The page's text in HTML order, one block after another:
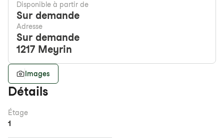
Disponible à partir de
Sur demande
Adresse
Sur demande
1217 Meyrin
Images
Détails
Étage
1